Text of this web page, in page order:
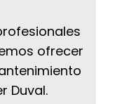
ofrecer
Duval.